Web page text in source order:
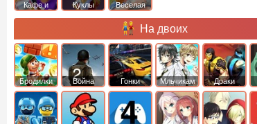
Кафе и
Куклы
Веселая
На двоих
Бродилки Война Гонки Мльчикам Драки